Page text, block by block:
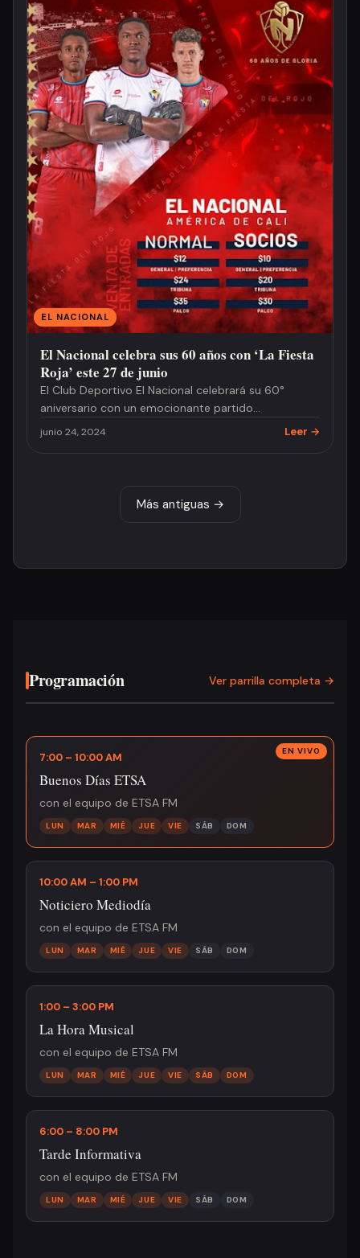
EL NACIONAL
El Nacional celebra sus 60 años con ‘La Fiesta
Roja’ este 27 de junio
El Club Deportivo El Nacional celebrará su 60°
aniversario con un emocionante partido
conmemorativo denominado ‘Fiest…
junio 24, 2024 Leer →
Más antiguas →
Programación Ver parrilla completa →
7:00 – 10:00 AM
Buenos Días ETSA
con el equipo de ETSA FM
LUN MAR MIÉ JUE VIE SÁB DOM
10:00 AM – 1:00 PM
Noticiero Mediodía
con el equipo de ETSA FM
LUN MAR MIÉ JUE VIE SÁB DOM
1:00 – 3:00 PM
La Hora Musical
con el equipo de ETSA FM
LUN MAR MIÉ JUE VIE SÁB DOM
6:00 – 8:00 PM
Tarde Informativa
con el equipo de ETSA FM
LUN MAR MIÉ JUE VIE SÁB DOM